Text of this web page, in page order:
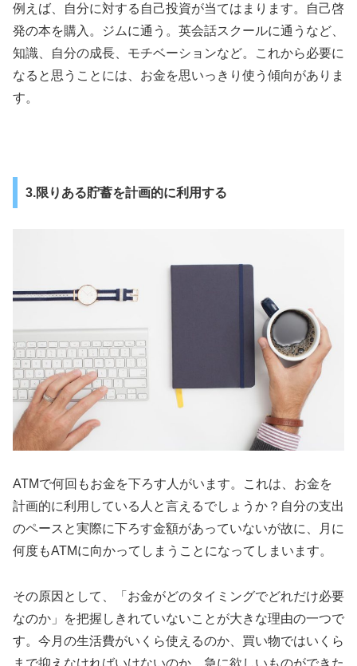
例えば、自分に対する自己投資が当てはまります。自己啓
発の本を購入。ジムに通う。英会話スクールに通うなど、
知識、自分の成長、モチベーションなど。これから必要に
なると思うことには、お金を思いっきり使う傾向がありま
す。
3.限りある貯蓄を計画的に利用する
ATMで何回もお金を下ろす人がいます。これは、お金を
計画的に利用している人と言えるでしょうか？自分の支出
のペースと実際に下ろす金額があっていないが故に、月に
何度もATMに向かってしまうことになってしまいます。
その原因として、「お金がどのタイミングでどれだけ必要
なのか」を把握しきれていないことが大きな理由の一つで
す。今月の生活費がいくら使えるのか、買い物ではいくら
まで抑えなければいけないのか、急に欲しいものができた